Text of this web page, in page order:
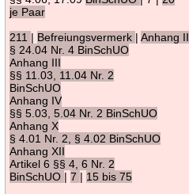
je Paar
211 | Befreiungsvermerk |Anhang II
§ 24.04 Nr. 4 BinSchUO
Anhang III
§§ 11.03, 11.04 Nr. 2
BinSchUO
Anhang IV
§§ 5.03, 5.04 Nr. 2 BinSchUO
Anhang X
§ 4.01 Nr. 2, § 4.02 BinSchUO
Anhang XII
Artikel 6 §§ 4, 6 Nr. 2
BinSchUO |7 | 15 bis 75